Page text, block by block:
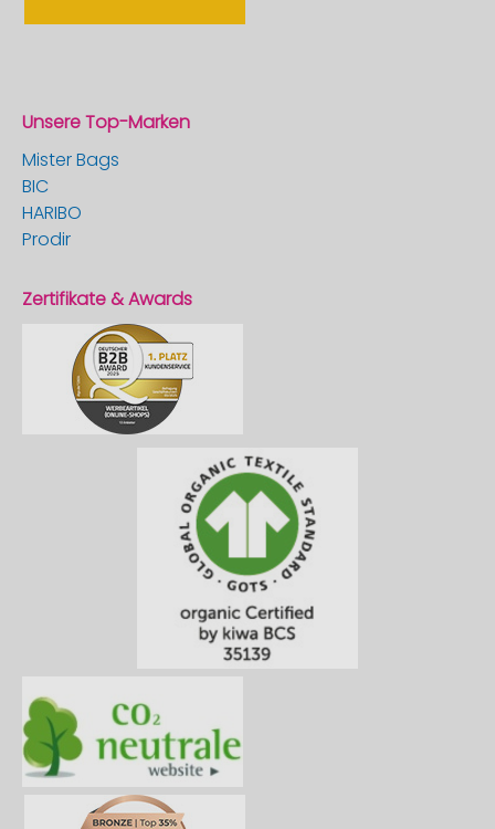
Unsere Top-Marken
Mister Bags
BIC
HARIBO
Prodir
Zertifikate & Awards